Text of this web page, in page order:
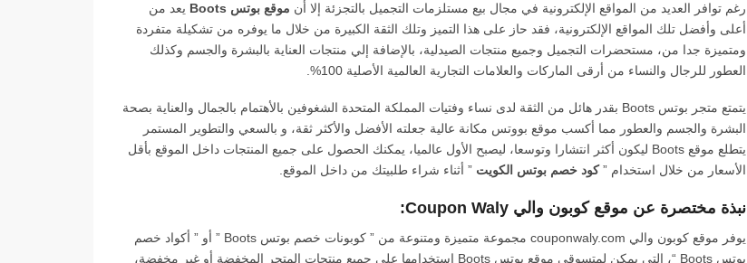
رغم توافر العديد من المواقع الإلكترونية في مجال بيع مستلزمات التجميل بالتجزئة إلا أن موقع بوتس Boots
يعد من
أعلى وأفضل تلك المواقع الإلكترونية، فقد حاز على هذا التميز وتلك الثقة الكبيرة من خلال ما يوفره من تشكيلة متفردة
ومتميزة جدا من، مستحضرات التجميل وجميع منتجات الصيدلية، بالإضافة إلي منتجات العناية بالبشرة والجسم وكذلك
العطور للرجال والنساء من أرقى الماركات والعلامات التجارية العالمية الأصلية 100%.
يتمتع متجر بوتس Boots بقدر هائل من الثقة لدى نساء وفتيات المملكة المتحدة الشغوفين بالأهتمام بالجمال والعناية بصحة
البشرة والجسم والعطور مما أكسب موقع بووتس مكانة عالية جعلته الأفضل والأكثر ثقة، و بالسعي والتطوير المستمر
يتطلع موقع Boots ليكون أكثر انتشارا وتوسعا، ليصبح الأول عالميا، يمكنك الحصول على جميع المنتجات داخل الموقع بأقل
الأسعار من خلال استخدام ”كود خصم بوتس الكويت ” أثناء شراء طلبيتك من داخل الموقع.
نبذة مختصرة عن موقع كوبون والي Coupon Waly:
يوفر موقع كوبون والي couponwaly.com مجموعة متميزة ومتنوعة من ” كوبونات خصم بوتس Boots ” أو ” أكواد خصم
بوتس Boots “، التي يمكن لمتسوقي موقع بوتس Boots استخدامها على جميع منتجات المتجر المخفضة أو غير مخفضة،